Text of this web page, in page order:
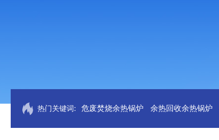
热门关键词: 危废焚烧余热锅炉 余热回收余热锅炉